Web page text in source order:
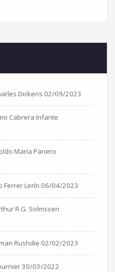
Dickens 02/09/2023
Cabrera Infante
María Panero
Ferrer Lerín 06/04/2023
R.G. Solmssen
Rushdie 02/02/2023
30/03/2022